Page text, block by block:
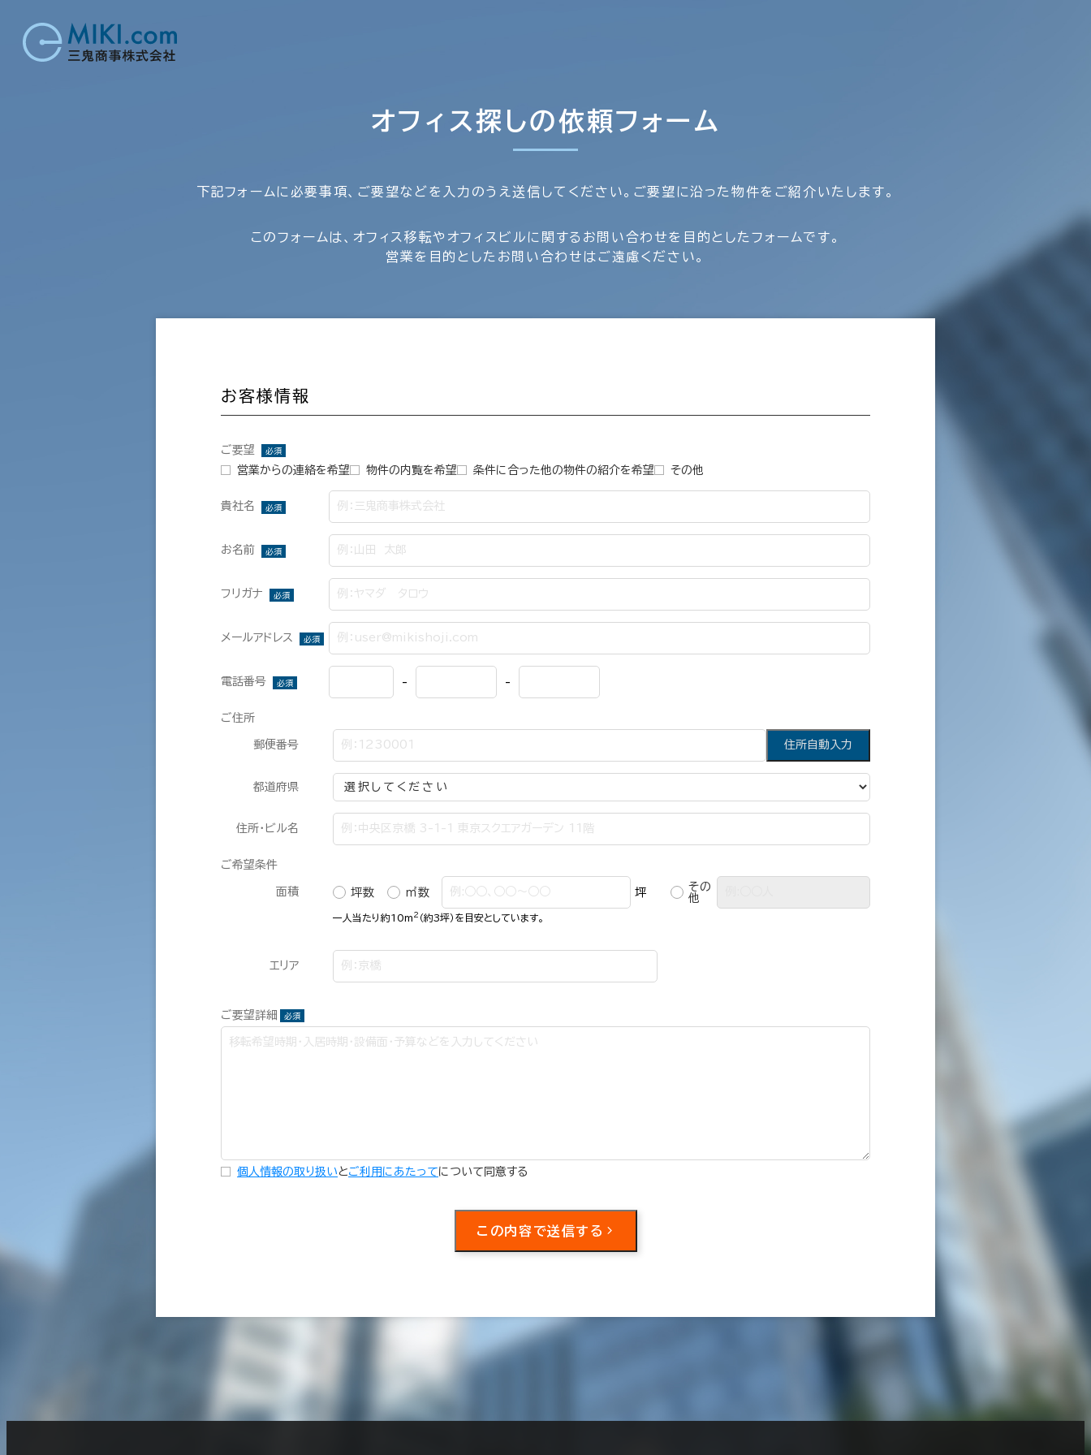
オフィス探しの依頼フォーム
下記フォームに必要事項、ご要望などを入力のうえ送信してください。ご要望に沿った物件をご紹介いたします。
このフォームは、オフィス移転やオフィスビルに関するお問い合わせを目的としたフォームです。
営業を目的としたお問い合わせはご遠慮ください。
お客様情報
ご要望 必須
営業からの連絡を希望 物件の内覧を希望 条件に合った他の物件の紹介を希望 その他
貴社名 必須
お名前 必須
フリガナ 必須
メールアドレス 必須
電話番号 必須 - -
ご住所
郵便番号 住所自動入力
都道府県
住所・ビル名
ご希望条件
面積 坪数 ㎡数 坪
その
他
一人当たり約10m 2 （約3坪）を目安としています。
エリア
ご要望詳細 必須
個人情報の取り扱い とご利用にあたってについて同意する
この内容で送信する